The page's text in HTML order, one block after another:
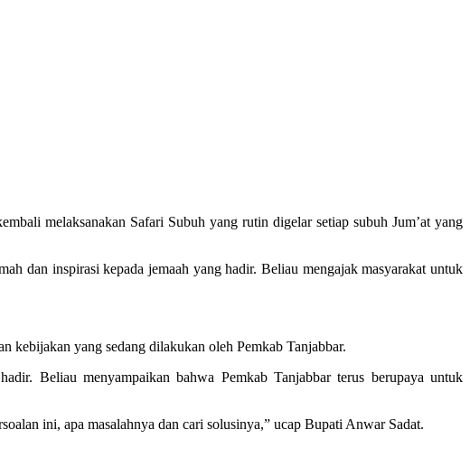
melaksanakan Safari Subuh yang rutin digelar setiap subuh Jum’at yang
dan inspirasi kepada jemaah yang hadir. Beliau mengajak masyarakat untuk
kebijakan yang sedang dilakukan oleh Pemkab Tanjabbar.
Beliau menyampaikan bahwa Pemkab Tanjabbar terus berupaya untuk
ini, apa masalahnya dan cari solusinya,” ucap Bupati Anwar Sadat.